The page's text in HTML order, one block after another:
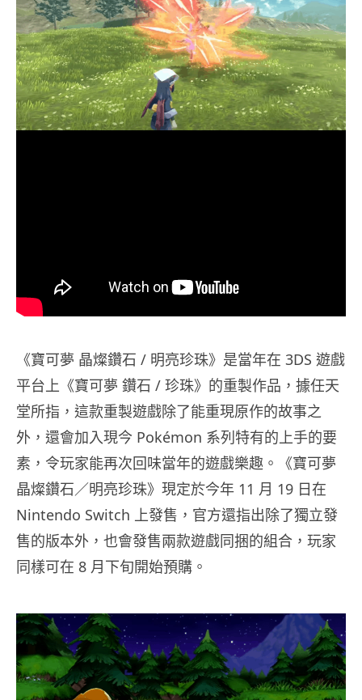
《寶可夢 晶燦鑽石 / 明亮珍珠》是當年在 3DS 遊戲
平台上《寶可夢 鑽石 / 珍珠》的重製作品，據任天
堂所指，這款重製遊戲除了能重現原作的故事之
外，還會加入現今 Pokémon 系列特有的上手的要
素，令玩家能再次回味當年的遊戲樂趣。《寶可夢
晶燦鑽石／明亮珍珠》現定於今年 11 月 19 日在
Nintendo Switch 上發售，官方還指出除了獨立發
售的版本外，也會發售兩款遊戲同捆的組合，玩家
同樣可在 8 月下旬開始預購。